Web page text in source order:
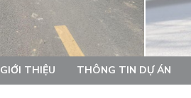
GIỚI THIỆU THÔNG TIN DỰ ÁN